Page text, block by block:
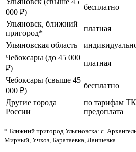
000 ₽)
бесплатно
Ульяновск, ближний
пригород*
платная
Ульяновская область
Чебоксары (до 45 000
₽)
платная
Чебоксары (свыше 45
000 ₽)
бесплатно
Другие города
России
по тарифам
предоплата
* Ближний пригород Ульяновска: с.
Мирный, Учхоз, Баратаевка, Лаишевка.